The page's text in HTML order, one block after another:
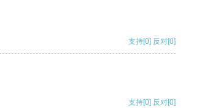
支持[0] 反对[0]
支持[0] 反对[0]